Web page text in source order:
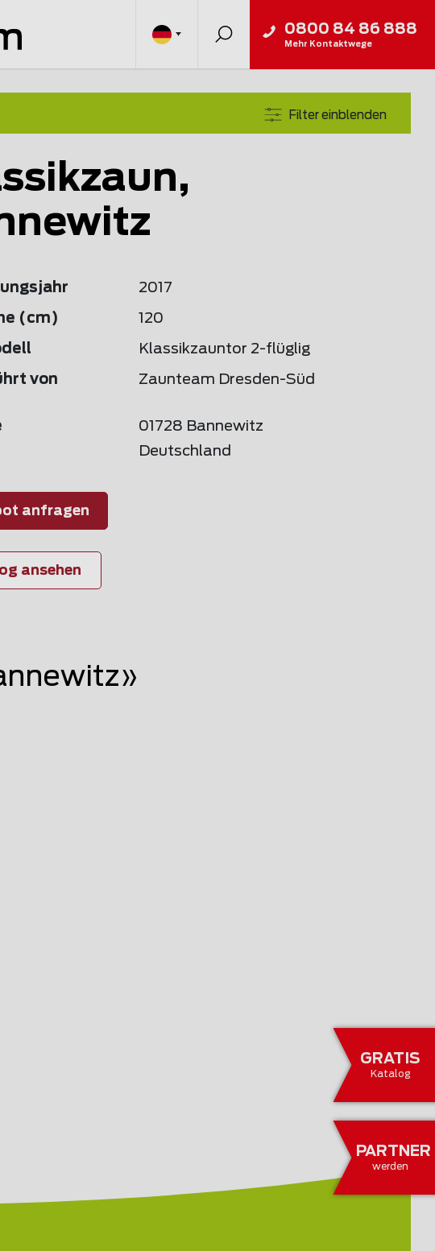
GRATIS
Katalog
PARTNER
werden
0800 84 86 888
Mehr Kontaktwege
Filter einblenden
2017
(cm) 120
Klassikzauntor 2-flüglig
von Zaunteam Dresden-Süd
01728 Bannewitz
Deutschland
anfragen
ansehen